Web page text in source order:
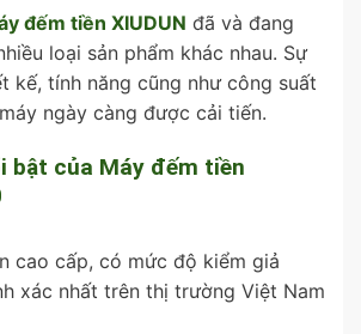
đếm tiền XIUDUN đã và đang
loại sản phẩm khác nhau. Sự
kế, tính năng cũng như công suất
ngày càng được cải tiến.
bật của Máy đếm tiền
cao cấp, có mức độ kiểm giả
xác nhất trên thị trường Việt Nam